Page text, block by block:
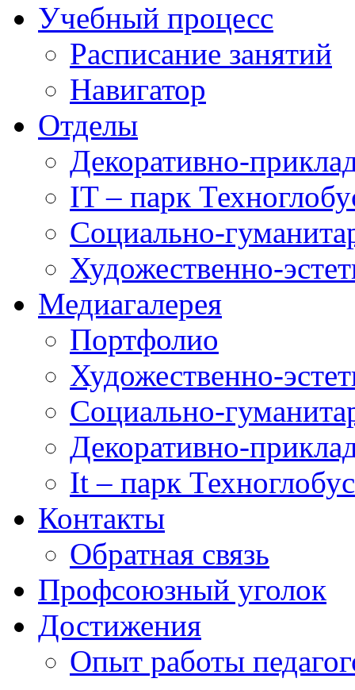
Учебный процесс
Расписание занятий
Навигатор
Отделы
Декоративно-
IT – парк
Социально-
Художественно-
Медиагалерея
Портфолио
Художественно-
Социально-
Декоративно-
It – парк Техноглобус
Контакты
Обратная связь
Профсоюзный уголок
Достижения
Опыт работы